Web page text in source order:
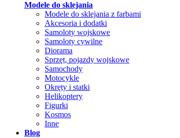
Modele do sklejania
Modele do sklejania z farbami
Akcesoria i dodatki
Samoloty wojskowe
Samoloty cywilne
Diorama
Sprzęt, pojazdy wojskowe
Samochody
Motocykle
Okręty i statki
Helikoptery
Figurki
Kosmos
Inne
Blog